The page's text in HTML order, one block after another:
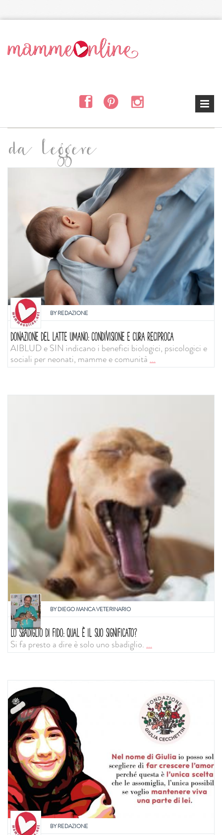
da leggere
BYREDAZIONE
DONAZIONE DEL LATTE UMANO: CONDIVISIONE E CURA RECIPROCA
AIBLUD e SIN indicano i benefici biologici, psicologici e
sociali per neonati, mamme e comunità...
BYDIEGO MANCA VETERINARIO
LO SBADIGLIO DI FIDO: QUAL È IL SUO SIGNIFICATO?
Si fa presto a dire è solo uno sbadiglio....
BYREDAZIONE